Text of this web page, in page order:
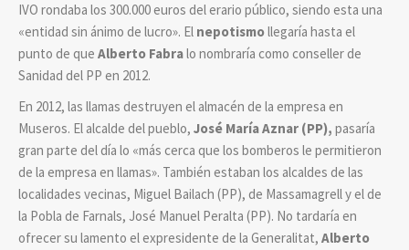
IVO rondaba los 300.000 euros del erario público, siendo esta una
«entidad sin ánimo de lucro». El nepotismollegaría hasta el
punto de que Alberto Fabralo nombraría como conseller de
Sanidad del PP en 2012.
En 2012, las llamas destruyen el almacén de la empresa en
Museros. El alcalde del pueblo, José María Aznar (PP), pasaría
gran parte del día lo «más cerca que los bomberos le permitieron
de la empresa en llamas». También estaban los alcaldes de las
localidades vecinas, Miguel Bailach (PP), de Massamagrell y el de
la Pobla de Farnals, José Manuel Peralta (PP). No tardaría en
ofrecer su lamento el expresidente de la Generalitat, Alberto